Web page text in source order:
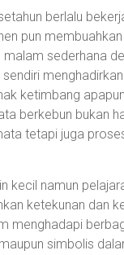
berlalu
pun
malam sederhana
ketimbang
berkebun bukan
tetapi juga
kecil namun
ketekunan dan
menghadapi
simbolis